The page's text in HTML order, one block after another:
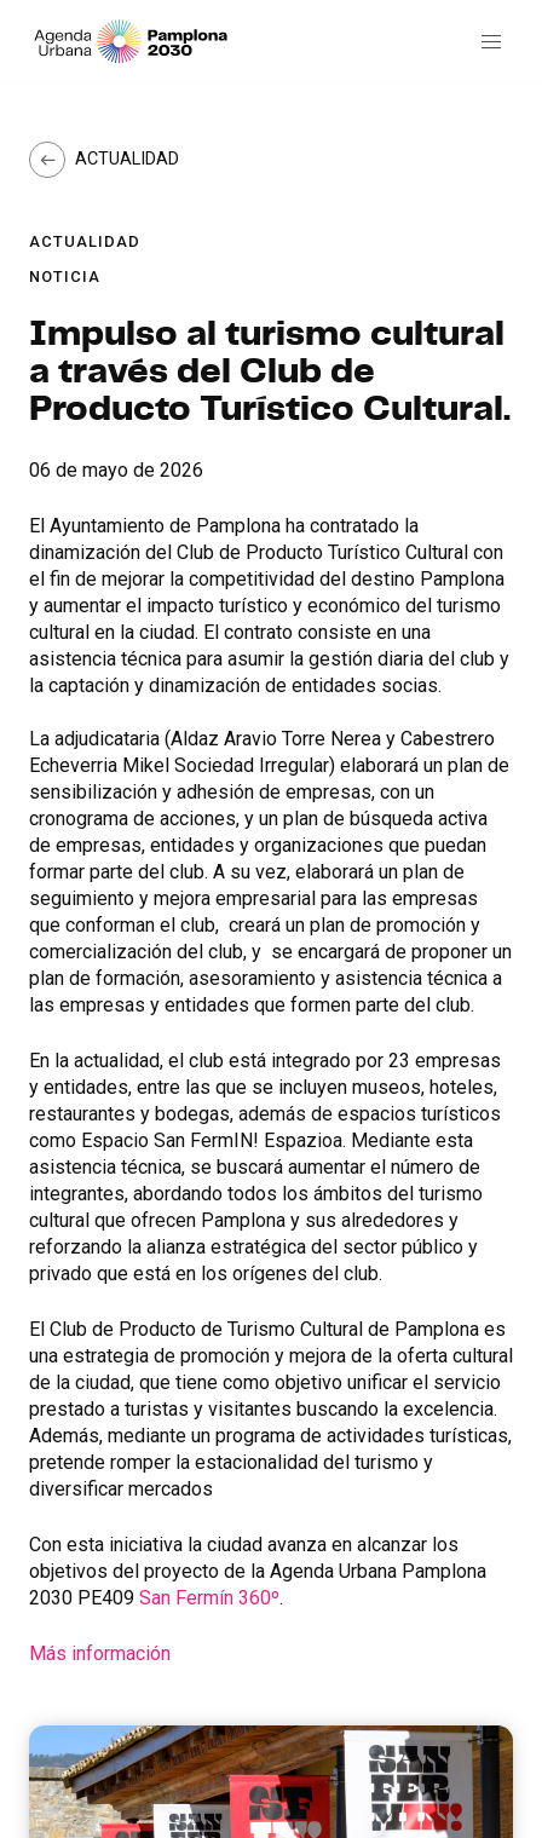
ACTUALIDAD
ACTUALIDAD
NOTICIA
Impulso al turismo cultural
a través del Club de
Producto Turístico Cultural.
06 de mayo de 2026
El Ayuntamiento de Pamplona ha contratado la
dinamización del Club de Producto Turístico Cultural con
el fin de mejorar la competitividad del destino Pamplona
y aumentar el impacto turístico y económico del turismo
cultural en la ciudad. El contrato consiste en una
asistencia técnica para asumir la gestión diaria del club y
la captación y dinamización de entidades socias.
La adjudicataria (Aldaz Aravio Torre Nerea y Cabestrero
Echeverria Mikel Sociedad Irregular) elaborará un plan de
sensibilización y adhesión de empresas, con un
cronograma de acciones, y un plan de búsqueda activa
de empresas, entidades y organizaciones que puedan
formar parte del club. A su vez, elaborará un plan de
seguimiento y mejora empresarial para las empresas
que conforman el club, creará un plan de promoción y
comercialización del club, y se encargará de proponer un
plan de formación, asesoramiento y asistencia técnica a
las empresas y entidades que formen parte del club.
En la actualidad, el club está integrado por 23 empresas
y entidades, entre las que se incluyen museos, hoteles,
restaurantes y bodegas, además de espacios turísticos
como Espacio San FermIN! Espazioa. Mediante esta
asistencia técnica, se buscará aumentar el número de
integrantes, abordando todos los ámbitos del turismo
cultural que ofrecen Pamplona y sus alrededores y
reforzando la alianza estratégica del sector público y
privado que está en los orígenes del club.
El Club de Producto de Turismo Cultural de Pamplona es
una estrategia de promoción y mejora de la oferta cultural
de la ciudad, que tiene como objetivo unificar el servicio
prestado a turistas y visitantes buscando la excelencia.
Además, mediante un programa de actividades turísticas,
pretende romper la estacionalidad del turismo y
diversificar mercados
Con esta iniciativa la ciudad avanza en alcanzar los
objetivos del proyecto de la Agenda Urbana Pamplona
2030 PE409 San Fermín 360º.
Más información